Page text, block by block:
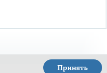
Принять